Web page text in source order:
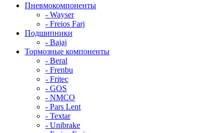
Пневмокомпоненты
- Wayser
- Freios Farj
Подшипники
- Bajaj
Тормозные компоненты
- Beral
- Frenbu
- Fritec
- GOS
- NMCO
- Pars Lent
- Textar
- Unibrake